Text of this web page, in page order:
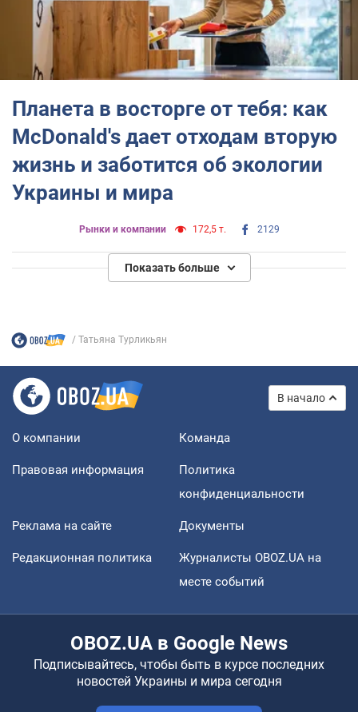
Планета в восторге от тебя: как
McDonald's дает отходам вторую
жизнь и заботится об экологии
Украины и мира
Рынки и компании 172,5 т. 2129
Показать больше
Татьяна Турликьян
В начало
О компании Команда
Правовая информация
Политика
конфиденциальности
Реклама на сайте Документы
Редакционная политика
Журналисты OBOZ.UA на
месте событий
OBOZ.UA в Google News
Подписывайтесь, чтобы быть в курсе последних
новостей Украины и мира сегодня